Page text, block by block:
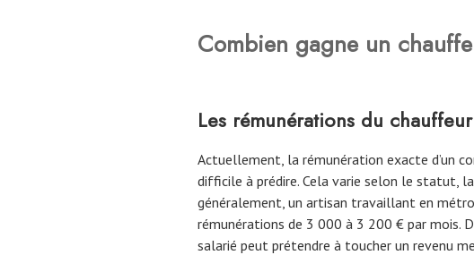
Combien gagne un
Les rémunérations du
Actuellement, la rémunération exacte d’un
difficile à prédire. Cela varie selon le statut,
généralement, un artisan travaillant en
rémunérations de 3 000 à 3 200 € par mois.
salarié peut prétendre à toucher un revenu